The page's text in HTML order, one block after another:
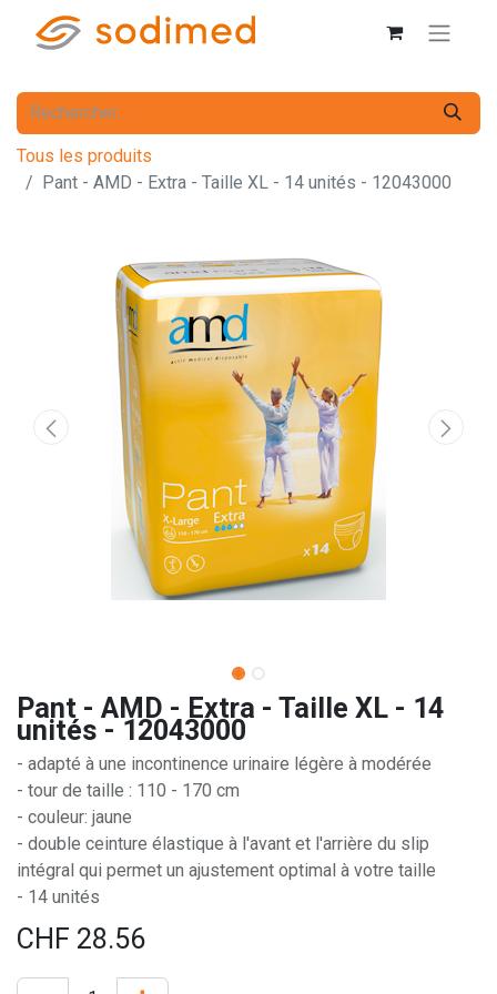
Tous les produits
Pant - AMD - Extra - Taille XL - 14 unités - 12043000
Pant - AMD - Extra - Taille XL - 14
unités - 12043000
- adapté à une incontinence urinaire légère à modérée
- tour de taille : 110 - 170 cm
- couleur: jaune
- double ceinture élastique à l'avant et l'arrière du slip
intégral qui permet un ajustement optimal à votre taille
- 14 unités
CHF 28.56